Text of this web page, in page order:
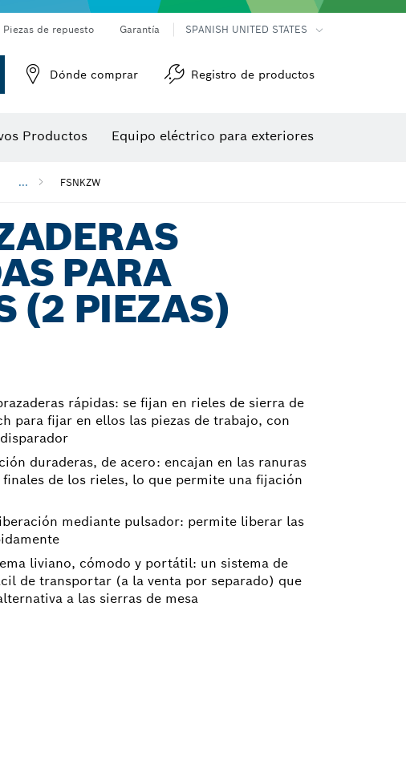
Piezas de repuesto Garantía SPANISH UNITED STATES
Dónde comprar Registro de productos
Productos Equipo eléctrico para exteriores
... FSNKZW
PARA
(2 PIEZAS)
rápidas: se fijan en rieles de sierra de
para fijar en ellos las piezas de trabajo, con
duraderas, de acero: encajan en las ranuras
finales de los rieles, lo que permite una fijación
mediante pulsador: permite liberar las
liviano, cómodo y portátil: un sistema de
de transportar (a la venta por separado) que
a las sierras de mesa